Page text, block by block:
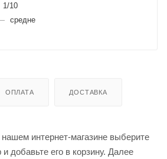
1/10
средне
ОПЛАТА ДОСТАВКА
интернет-магазине выберите
добавьте его в корзину. Далее